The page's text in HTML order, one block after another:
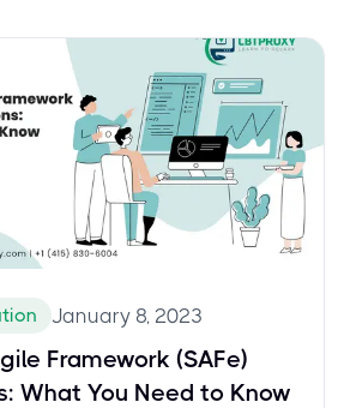
January 8, 2023
Framework (SAFe)
What You Need to Know